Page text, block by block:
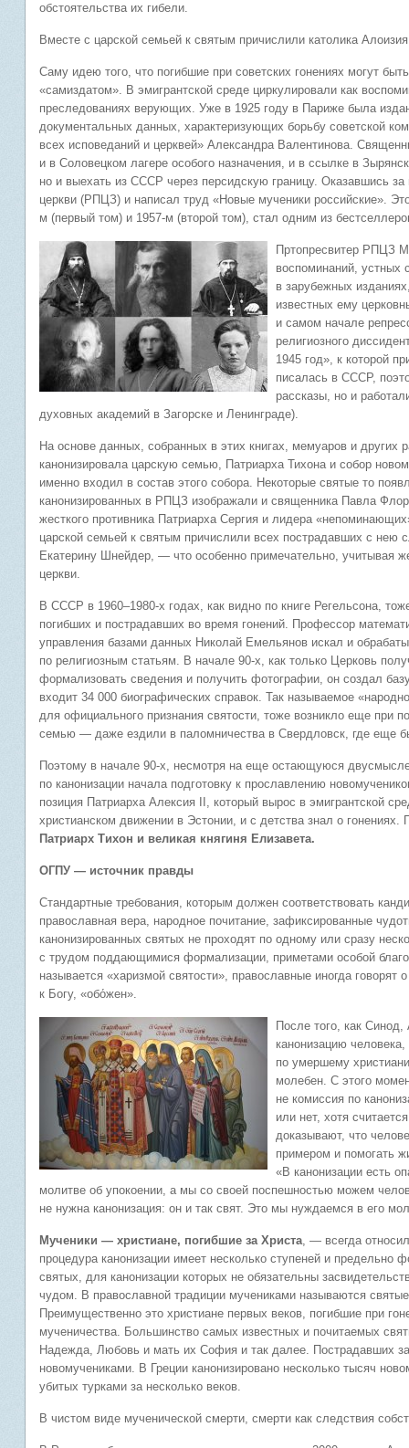
обстоятельства их гибели.
Вместе с царской семьей к святым причислили католика
Саму идею того, что погибшие при советских гонениях могут
«самиздатом». В эмигрантской среде циркулировали как
преследованиях верующих. Уже в 1925 году в Париже была
документальных данных, характеризующих борьбу советской
всех исповеданий и церквей» Александра Валентинова.
и в Соловецком лагере особого назначения, и в ссылке в
но и выехать из СССР через персидскую границу. Оказавшись
церкви (РПЦЗ) и написал труд «Новые мученики российские».
м (первый том) и 1957-м (второй том), стал одним из
Пртопресвитер РПЦЗ
воспоминаний, устных
в зарубежных
известных ему
и самом начале
религиозного
1945 год», к которой
писалась в СССР,
рассказы, но и
духовных академий в Загорске и Ленинграде).
На основе данных, собранных в этих книгах, мемуаров и других
канонизировала царскую семью, Патриарха Тихона и собор
именно входил в состав этого собора. Некоторые святые то
канонизированных в РПЦЗ изображали и священника Павла
жесткого противника Патриарха Сергия и лидера
царской семьей к святым причислили всех пострадавших с нею
Екатерину Шнейдер, — что особенно примечательно, учитывая
церкви.
В СССР в 1960–1980-х годах, как видно по книге Регельсона,
погибших и пострадавших во время гонений. Профессор
управления базами данных Николай Емельянов искал и
по религиозным статьям. В начале 90-х, как только Церковь
формализовать сведения и получить фотографии, он создал
входит 34 000 биографических справок. Так называемое
для официального признания святости, тоже возникло еще при
семью — даже ездили в паломничества в Свердловск, где еще
Поэтому в начале 90-х, несмотря на еще остающуюся
по канонизации начала подготовку к прославлению
позиция Патриарха Алексия II, который вырос в эмигрантской
христианском движении в Эстонии, и с детства знал о
Патриарх Тихон и великая княгиня Елизавета.
ОГПУ — источник правды
Стандартные требования, которым должен соответствовать
православная вера, народное почитание, зафиксированные
канонизированных святых не проходят по одному или сразу
с трудом поддающимися формализации, приметами особой
называется «харизмой святости», православные иногда
к Богу, «обо́жен».
После того, как
канонизацию
по умершему
молебен. С этого
не комиссия по
или нет, хотя
доказывают, что
примером и помогать
«В канонизации есть
молитве об упокоении, а мы со своей поспешностью можем
не нужна канонизация: он и так свят. Это мы нуждаемся в его
Мученики — христиане, погибшие за Христа, — всегда
процедура канонизации имеет несколько ступеней и предельно
святых, для канонизации которых не обязательны
чудом. В православной традиции мучениками называются
Преимущественно это христиане первых веков, погибшие при
мученичества. Большинство самых известных и почитаемых
Надежда, Любовь и мать их София и так далее. Пострадавших
новомучениками. В Греции канонизировано несколько тысяч
убитых турками за несколько веков.
В чистом виде мученической смерти, смерти как следствия